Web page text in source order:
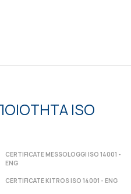
ISO
CERTIFICATE MESSOLOGGI ISO 14001 -
ENG
CERTIFICATE KITROS ISO 14001 - ENG